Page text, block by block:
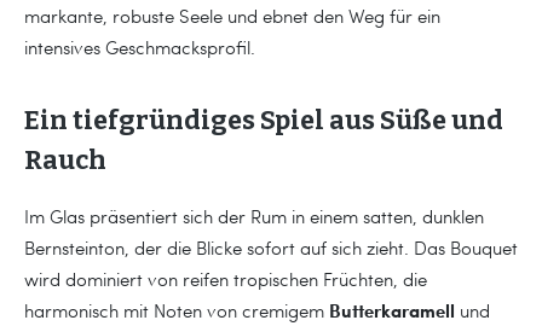
markante, robuste Seele und ebnet den Weg für ein
intensives Geschmacksprofil.
Ein tiefgründiges Spiel aus Süße und
Rauch
Im Glas präsentiert sich der Rum in einem satten, dunklen
Bernsteinton, der die Blicke sofort auf sich zieht. Das Bouquet
wird dominiert von reifen tropischen Früchten, die
harmonisch mit Noten von cremigem Butterkaramell und